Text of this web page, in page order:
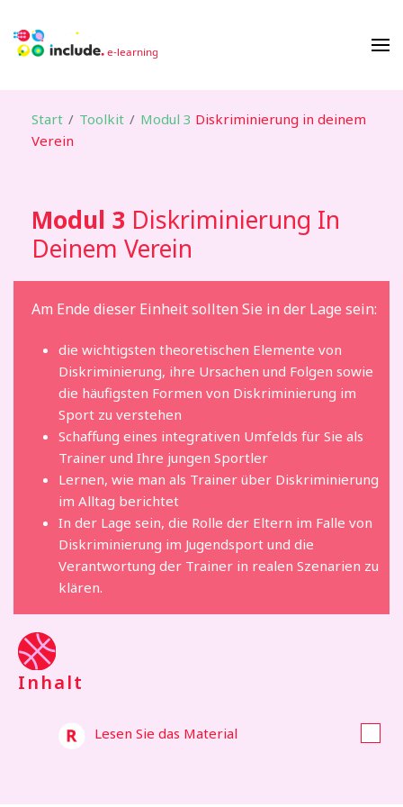
Start / Toolkit / Modul 3 Diskriminierung in deinem
Verein
Modul 3 Diskriminierung In
Deinem Verein
Am Ende dieser Einheit sollten Sie in der Lage sein:
die wichtigsten theoretischen Elemente von
Diskriminierung, ihre Ursachen und Folgen sowie
die häufigsten Formen von Diskriminierung im
Sport zu verstehen
Schaffung eines integrativen Umfelds für Sie als
Trainer und Ihre jungen Sportler
Lernen, wie man als Trainer über Diskriminierung
im Alltag berichtet
In der Lage sein, die Rolle der Eltern im Falle von
Diskriminierung im Jugendsport und die
Verantwortung der Trainer in realen Szenarien zu
klären.
Inhalt
Lesen Sie das Material